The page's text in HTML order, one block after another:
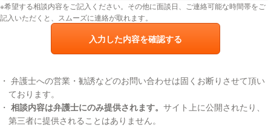
※希望する相談内容をご記入ください。その他に面談日、ご連絡可能な時間帯をご
記入いただくと、スムーズに連絡が取れます。
入力した内容を確認する
弁護士への営業・勧誘などのお問い合わせは固くお断りさせて頂い
ております。
相談内容は弁護士にのみ提供されます。 サイト上に公開されたり、
第三者に提供されることはありません。